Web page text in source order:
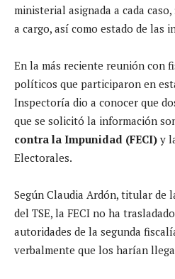
ministerial asignada a cada
a cargo, así como estado de las
En la más reciente reunión con
políticos que participaron en
Inspectoría dio a conocer que
que se solicitó la información
contra la Impunidad (FECI) y
Electorales.
Según Claudia Ardón, titular de
del TSE, la FECI no ha
autoridades de la segunda
verbalmente que los harían